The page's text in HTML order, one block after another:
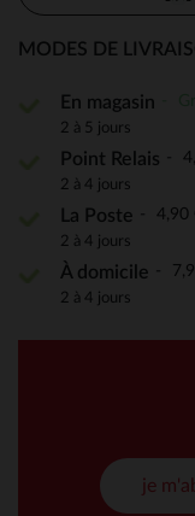
MODES DE
En magasin
2 à 5 jours
Point Relais
2 à 4 jours
La Poste 4,90
2 à 4 jours
À domicile
2 à 4 jours
je